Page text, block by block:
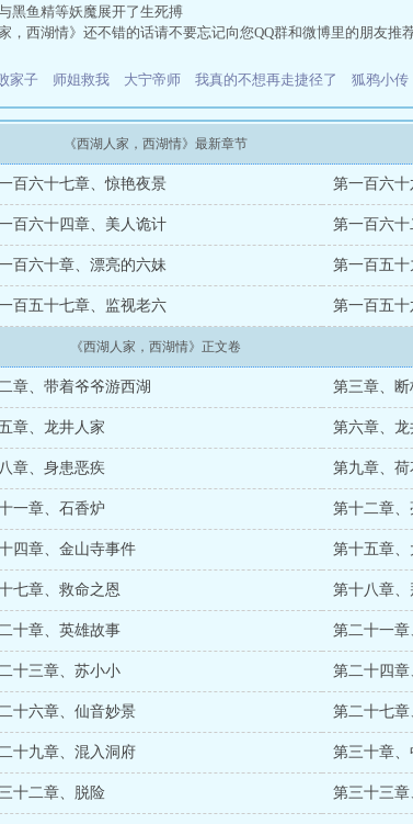
黑鱼精等妖魔展开了生死搏
，西湖情》还不错的话请不要忘记向您QQ群和微博里的朋友推
家子 师姐救我 大宁帝师 我真的不想再走捷径了 狐鸦小传
《西湖人家，西湖情》最新章节
百六十七章、惊艳夜景 第一百六十
百六十四章、美人诡计 第一百六
百六十章、漂亮的六妹 第一百五
百五十七章、监视老六 第一百五
《西湖人家，西湖情》正文卷
章、带着爷爷游西湖 第三章、断
章、龙井人家 第六章、
章、身患恶疾 第九章、
一章、石香炉 第十二章
四章、金山寺事件 第十五章
七章、救命之恩 第十八章
十章、英雄故事 第二十一
十三章、苏小小 第二十四
十六章、仙音妙景 第二十七
十九章、混入洞府 第三十章、
十二章、脱险 第三十三章